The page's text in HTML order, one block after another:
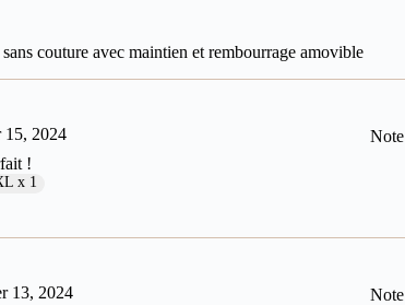
couture avec maintien et rembourrage amovible
Note
15, 2024
!
x 1
Note
13, 2024